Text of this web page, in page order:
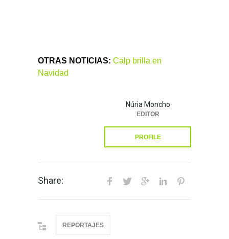
OTRAS NOTICIAS: Calp brilla en
Navidad
Núria Moncho
EDITOR
PROFILE
Share:
REPORTAJES